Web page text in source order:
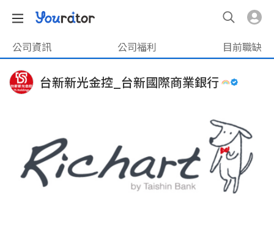
公司資訊 公司福利 目前職缺
台新新光金控_台新國際商業銀行